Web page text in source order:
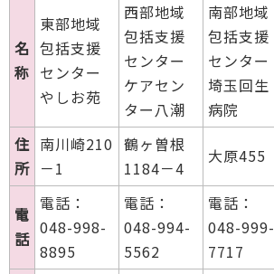
名
称
東部地域
包括支援
センター
やしお苑
西部地域
包括支援
センター
ケアセン
ター八潮
南部地域
包括支援
センター
埼玉回生
病院
住
所
南川崎210
－1
鶴ヶ曽根
1184－4
大原455
電
話
電話：
048-998-
8895
電話：
048-994-
5562
電話：
048-999-
7717